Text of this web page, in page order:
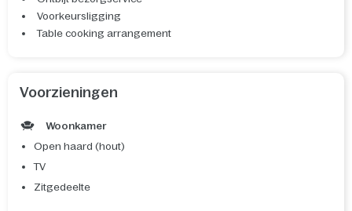
Voorkeursligging
Table cooking arrangement
Voorzieningen
Woonkamer
Open haard (hout)
TV
Zitgedeelte